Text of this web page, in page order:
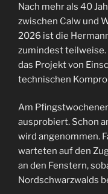
Nach mehr als 40
zwischen Calw und
2026 ist die
zumindest
das Projekt von
technischen
Am
ausprobiert. Schon
wird angenommen.
warteten auf den
an den Fenstern,
Nordschwarzwalds